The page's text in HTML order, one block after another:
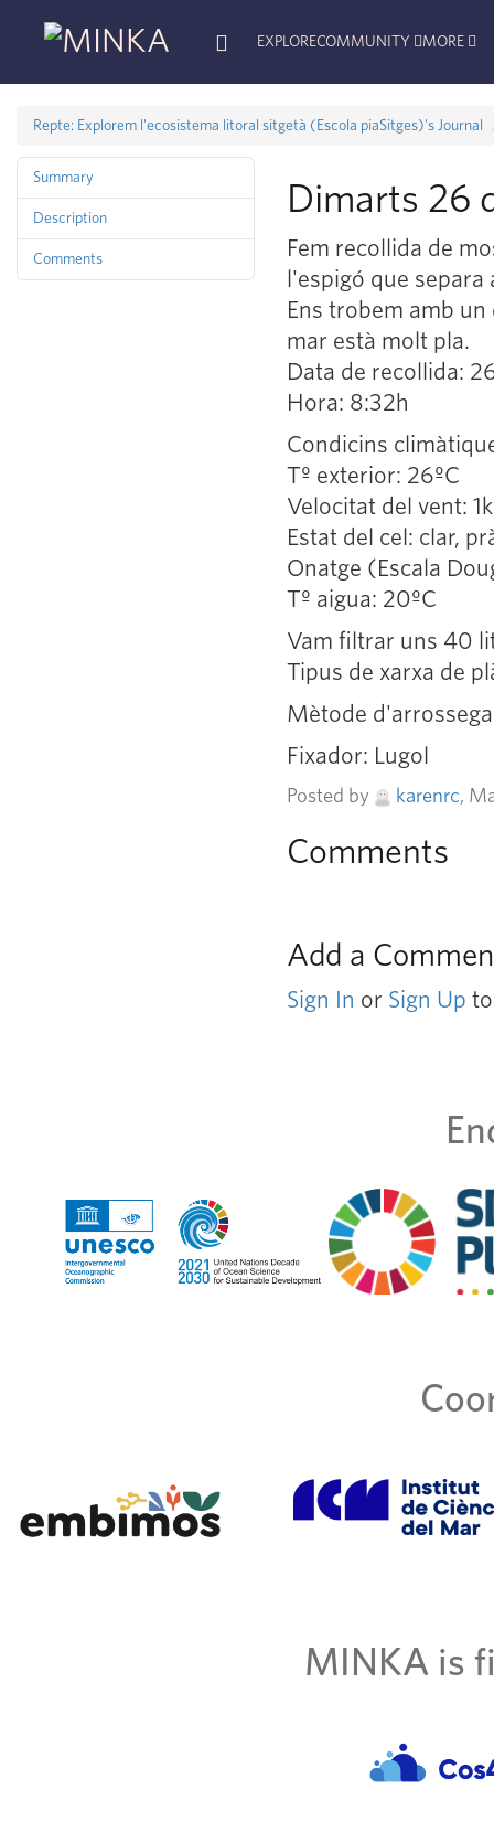
EXPLORECOMMUNITY MORE
Repte: Explorem l'ecosistema litoral sitgetà (Escola piaSitges)'s Journal
Summary
Description
Comments
Dimarts 26
Fem recollida de
l'espigó que
Ens trobem amb
mar està molt pla.
Data de recollida:
Hora: 8:32h
Condicins
Tº exterior: 26ºC
Velocitat del vent:
Estat del cel: clar,
Onatge (Escala
Tº aigua: 20ºC
Vam filtrar uns 40
Tipus de xarxa de
Mètode
Fixador: Lugol
Posted by karenrc,
Comments
Add a
Sign In or Sign Up
MINKA is